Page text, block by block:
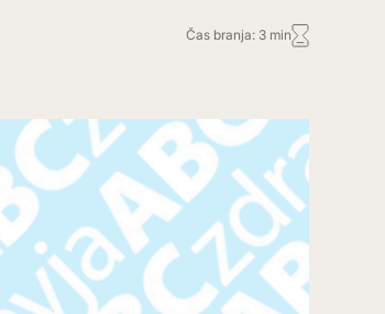
Čas branja: 3 min